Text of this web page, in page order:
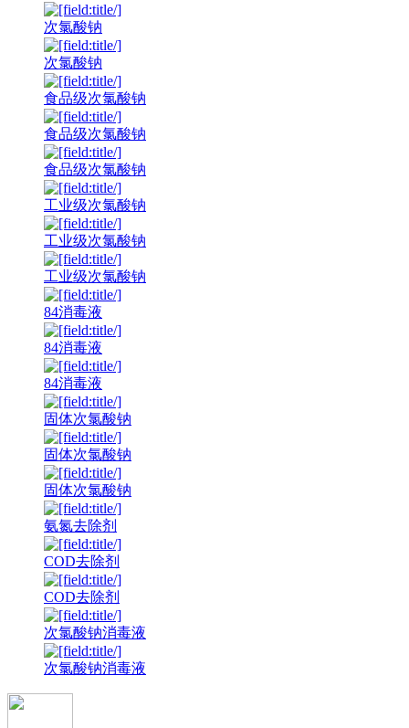
次氯酸钠
次氯酸钠
食品级次氯酸钠
食品级次氯酸钠
食品级次氯酸钠
工业级次氯酸钠
工业级次氯酸钠
工业级次氯酸钠
84消毒液
84消毒液
84消毒液
固体次氯酸钠
固体次氯酸钠
固体次氯酸钠
氨氮去除剂
COD去除剂
COD去除剂
次氯酸钠消毒液
次氯酸钠消毒液